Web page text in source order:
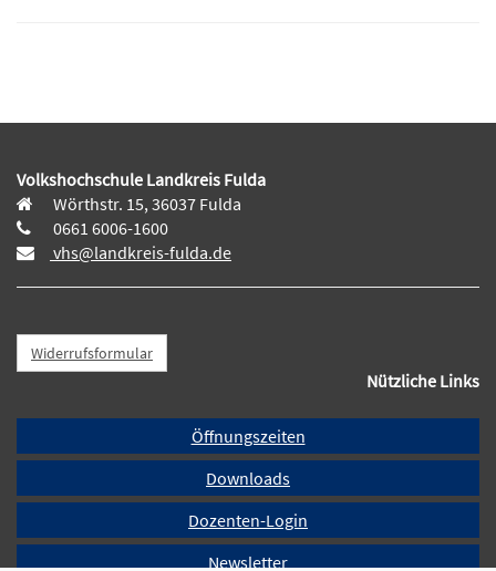
Volkshochschule Landkreis Fulda
Wörthstr. 15, 36037 Fulda
0661 6006-1600
vhs@landkreis-fulda.de
Widerrufsformular
Nützliche Links
Öffnungszeiten
Downloads
Dozenten-Login
Newsletter